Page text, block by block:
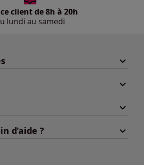
client de 8h à 20h
lundi au samedi
d’aide ?